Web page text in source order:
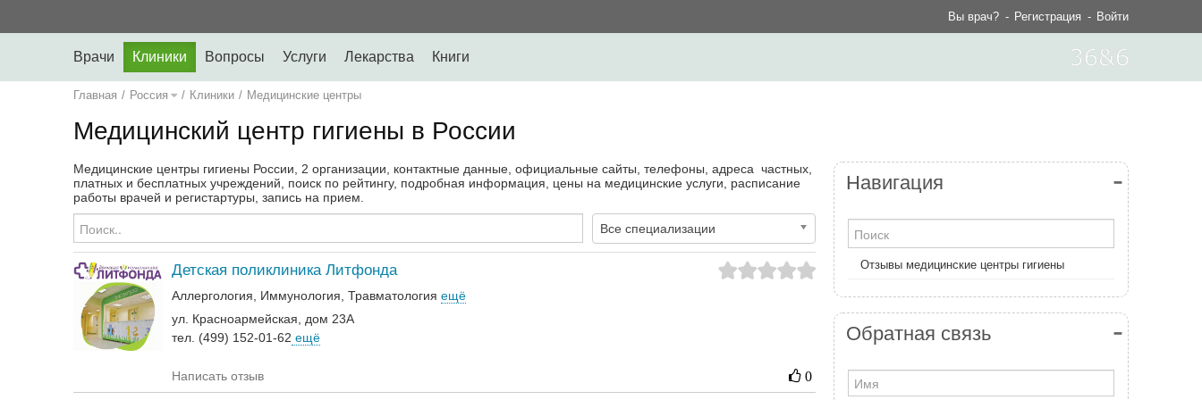
Вы врач? Регистрация Войти
Врачи Клиники Вопросы Услуги Лекарства Книги
Главная / Россия / Клиники / Медицинские центры
Медицинский центр гигиены в России
Медицинские центры гигиены России, 2 организации, контактные данные, официальные сайты, телефоны, адреса частных,
платных и бесплатных учреждений, поиск по рейтингу, подробная информация, цены на медицинские услуги, расписание
работы врачей и регистартуры, запись на прием.
Все специализации
Детская поликлиника Литфонда
Аллергология Иммунология Травматология ещё
ул. Красноармейская, дом 23А
тел. (499) 152-01-62 ещё
Написать отзыв 0
Навигация
Отзывы медицинские центры гигиены
Обратная связь